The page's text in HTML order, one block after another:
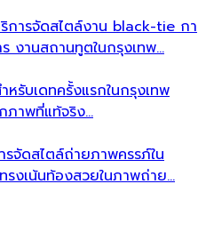
การจัดสไตล์งาน black-tie กา
งานสถานทูตในกรุงเทพ…
หรับเดทครั้งแรกในกรุงเทพ
ภาพที่แท้จริง…
รจัดสไตล์ถ่ายภาพครรภ์ใน
งเน้นท้องสวยในภาพถ่าย…